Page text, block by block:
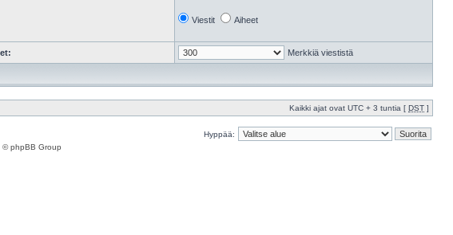
Viestit Aiheet
Merkkiä viestistä
Kaikki ajat ovat UTC + 3 tuntia [ DST ]
Hyppää:
© phpBB Group